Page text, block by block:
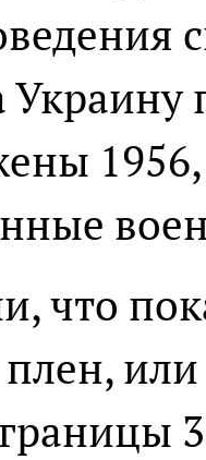
1956,
что